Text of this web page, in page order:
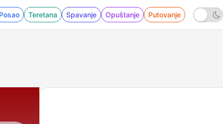
Teretana Spavanje Opuštanje Putovanje